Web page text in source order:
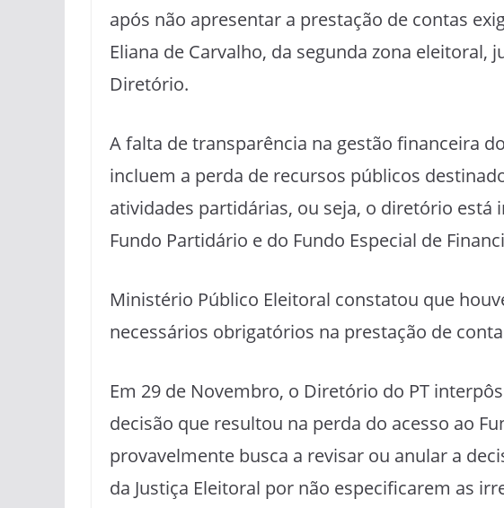
após não apresentar a prestação de contas
Eliana de Carvalho, da segunda zona eleitoral,
Diretório.
A falta de transparência na gestão financeira
incluem a perda de recursos públicos
atividades partidárias, ou seja, o diretório está
Fundo Partidário e do Fundo Especial de
Ministério Público Eleitoral constatou que
necessários obrigatórios na prestação de
Em 29 de Novembro, o Diretório do PT
decisão que resultou na perda do acesso ao
provavelmente busca a revisar ou anular a
da Justiça Eleitoral por não especificarem as